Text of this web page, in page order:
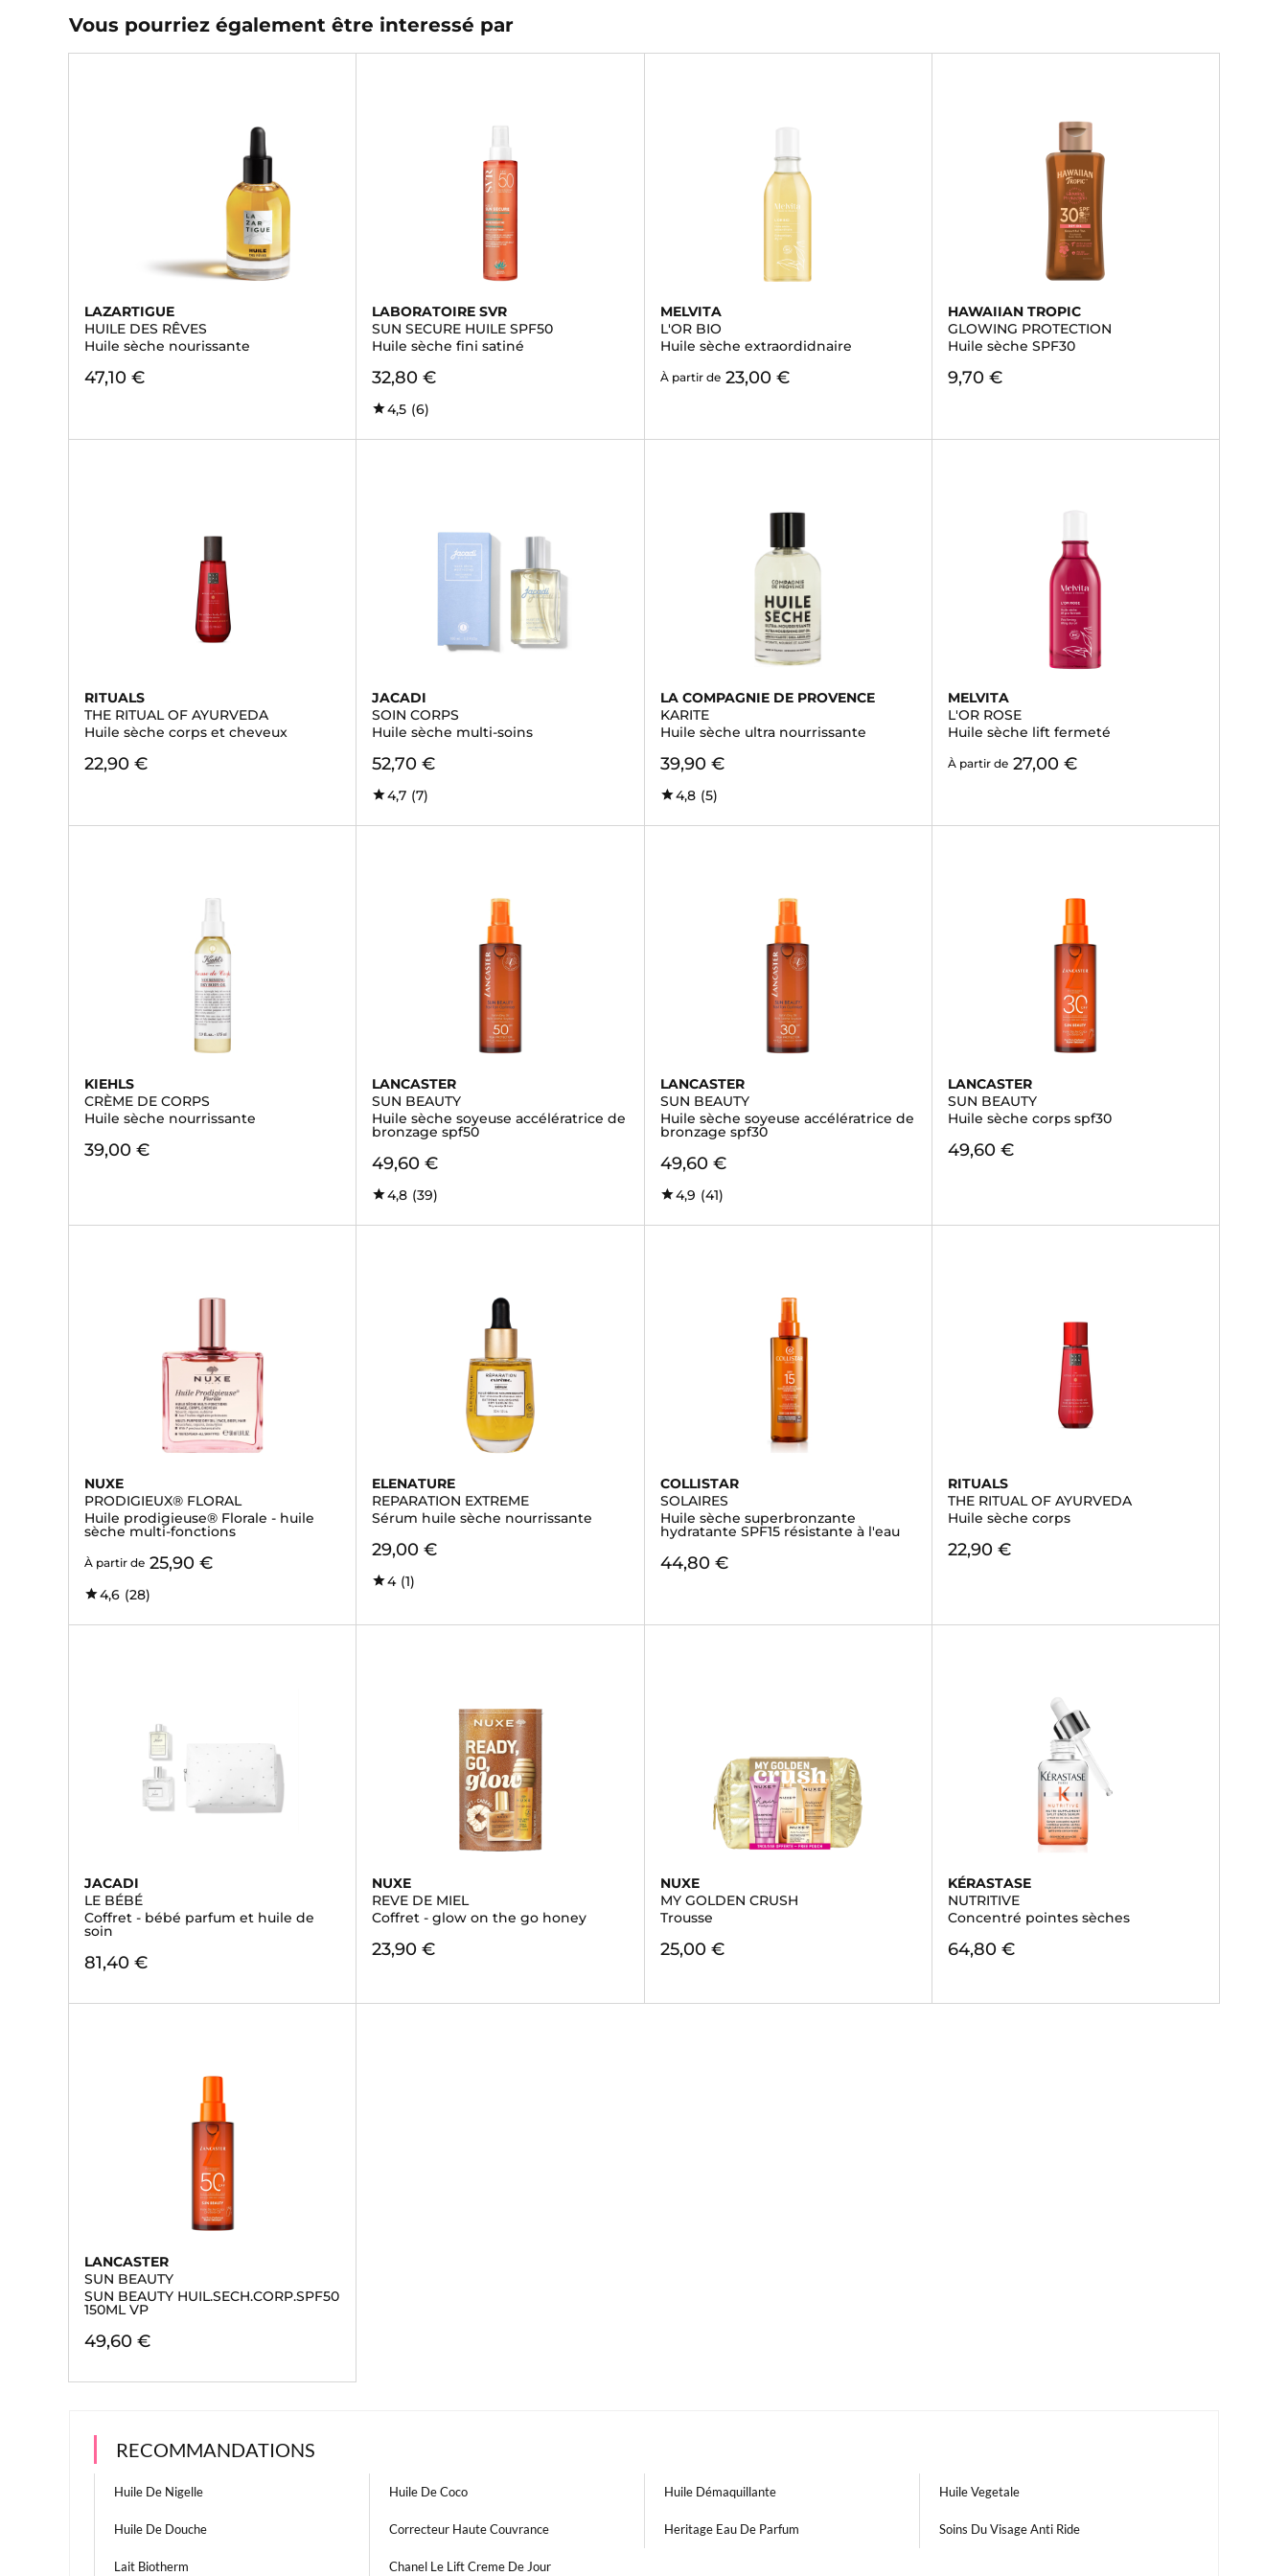
Vous pourriez également être interessé par
LAZARTIGUE
HUILE DES RÊVES
Huile sèche nourissante
47,10 €
LABORATOIRE SVR
SUN SECURE HUILE SPF50
Huile sèche fini satiné
32,80 €
4,5 (6)
MELVITA
L'OR BIO
Huile sèche extraordidnaire
À partir de 23,00 €
HAWAIIAN TROPIC
GLOWING PROTECTION
Huile sèche SPF30
9,70 €
RITUALS
THE RITUAL OF AYURVEDA
Huile sèche corps et cheveux
22,90 €
JACADI
SOIN CORPS
Huile sèche multi-soins
52,70 €
4,7 (7)
LA COMPAGNIE DE PROVENCE
KARITE
Huile sèche ultra nourrissante
39,90 €
4,8 (5)
MELVITA
L'OR ROSE
Huile sèche lift fermeté
À partir de 27,00 €
KIEHLS
CRÈME DE CORPS
Huile sèche nourrissante
39,00 €
LANCASTER
SUN BEAUTY
Huile sèche soyeuse accélératrice de
bronzage spf50
49,60 €
4,8 (39)
LANCASTER
SUN BEAUTY
Huile sèche soyeuse accélératrice de
bronzage spf30
49,60 €
4,9 (41)
LANCASTER
SUN BEAUTY
Huile sèche corps spf30
49,60 €
NUXE
PRODIGIEUX® FLORAL
Huile prodigieuse® Florale - huile
sèche multi-fonctions
À partir de 25,90 €
4,6 (28)
ELENATURE
REPARATION EXTREME
Sérum huile sèche nourrissante
29,00 €
4 (1)
COLLISTAR
SOLAIRES
Huile sèche superbronzante
hydratante SPF15 résistante à l'eau
44,80 €
RITUALS
THE RITUAL OF AYURVEDA
Huile sèche corps
22,90 €
JACADI
LE BÉBÉ
Coffret - bébé parfum et huile de
soin
81,40 €
NUXE
REVE DE MIEL
Coffret - glow on the go honey
23,90 €
NUXE
MY GOLDEN CRUSH
Trousse
25,00 €
KÉRASTASE
NUTRITIVE
Concentré pointes sèches
64,80 €
LANCASTER
SUN BEAUTY
SUN BEAUTY HUIL.SECH.CORP.SPF50
150ML VP
49,60 €
RECOMMANDATIONS
Huile De Nigelle Huile De Coco Huile Démaquillante Huile Vegetale
Huile De Douche Correcteur Haute Couvrance Heritage Eau De Parfum Soins Du Visage Anti Ride
Lait Biotherm Chanel Le Lift Creme De Jour